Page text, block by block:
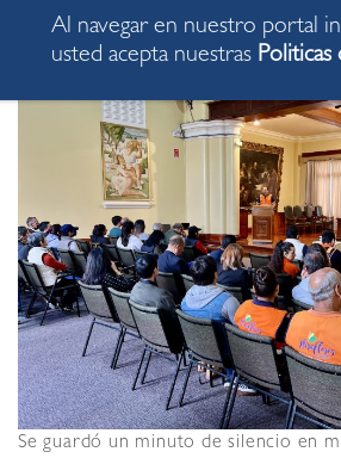
19.11.2022
Se guardó un minuto de silencio en
Al navegar en nuestro portal
usted acepta nuestras Politicas